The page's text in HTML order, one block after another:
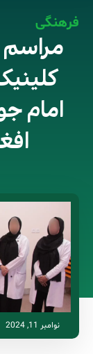
فرهنگی
مراسم
امام
نوامبر 11, 2024